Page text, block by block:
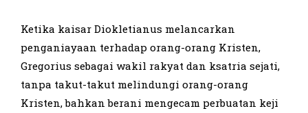
Ketika kaisar Diokletianus melancarkan
penganiayaan terhadap orang-orang Kristen,
Gregorius sebagai wakil rakyat dan ksatria sejati,
tanpa takut-takut melindungi orang-orang
Kristen, bahkan berani mengecam perbuatan keji